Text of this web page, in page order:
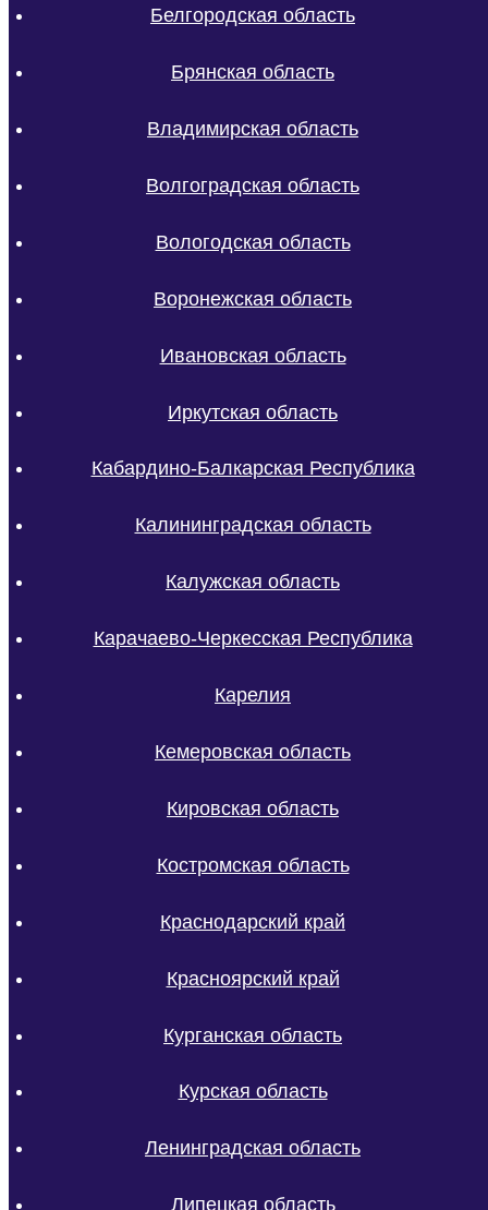
Белгородская область
Брянская область
Владимирская область
Волгоградская область
Вологодская область
Воронежская область
Ивановская область
Иркутская область
Кабардино-Балкарская Республика
Калининградская область
Калужская область
Карачаево-Черкесская Республика
Карелия
Кемеровская область
Кировская область
Костромская область
Краснодарский край
Красноярский край
Курганская область
Курская область
Ленинградская область
Липецкая область